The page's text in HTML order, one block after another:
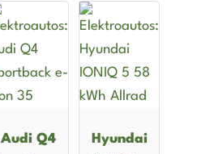
Electric
Audi Q4
Hyundai